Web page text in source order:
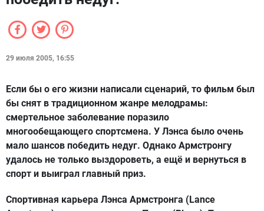
29 июля 2005, 16:55
Если бы о его жизни написали сценарий, то фильм был
бы снят в традиционном жанре мелодрамы:
смертельное заболевание поразило
многообещающего спортсмена. У Лэнса было очень
мало шансов победить недуг. Однако Армстронгу
удалось не только выздороветь, а ещё и вернуться в
спорт и выиграл главный приз.
Спортивная карьера Лэнса Армстронга (Lance